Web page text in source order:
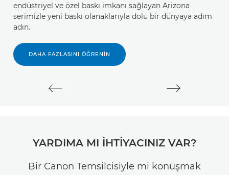
endüstriyel ve özel baskı imkanı sağlayan Arizona
serimizle yeni baskı olanaklarıyla dolu bir dünyaya adım
adın.
DAHA FAZLASINI ÖĞRENIN
YARDIMA MI İHTİYACINIZ VAR?
Bir Canon Temsilcisiyle mi konuşmak